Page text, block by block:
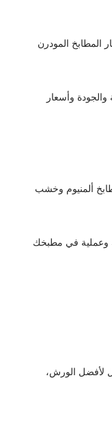
المودرن
والجودة وأسعار
ألمنيوم وخشب
وعملية في مطبخك
دليل شامل لأفضل الورش،